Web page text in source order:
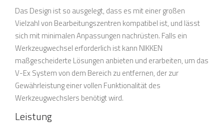
Das Design ist so ausgelegt, dass es mit einer großen
Vielzahl von Bearbeitungszentren kompatibel ist, und lässt
sich mit minimalen Anpassungen nachrüsten. Falls ein
Werkzeugwechsel erforderlich ist kann NIKKEN
maßgescheiderte Lösungen anbieten und erarbeiten, um das
V-Ex System von dem Bereich zu entfernen, der zur
Gewährleistung einer vollen Funktionalität des
Werkzeugwechslers benötigt wird.
Leistung